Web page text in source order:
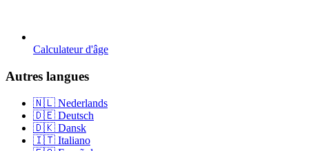
Calculateur d'âge
Autres langues
🇳🇱 Nederlands
🇩🇪 Deutsch
🇩🇰 Dansk
🇮🇹 Italiano